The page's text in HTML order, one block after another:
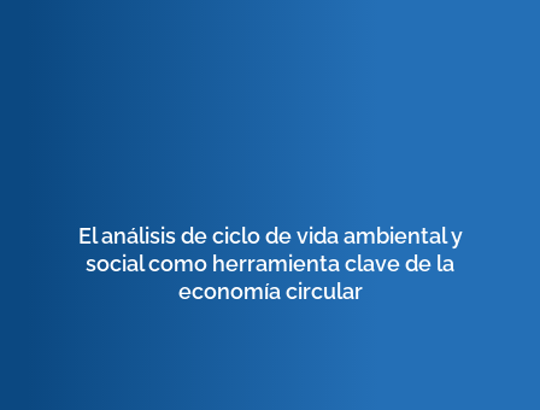
El análisis de ciclo de vida ambiental y
social como herramienta clave de la
economía circular